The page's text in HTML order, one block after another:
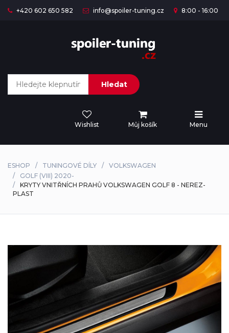
+420 602 650 582 info@spoiler-tuning.cz 8:00 - 16:00
Hledat
Wishlist Můj košík Menu
ESHOP TUNINGOVÉ DÍLY
VOLKSWAGEN
GOLF (VIII) 2020-
KRYTY VNITŘNÍCH PRAHŮ VOLKSWAGEN GOLF 8 - NEREZ-
PLAST